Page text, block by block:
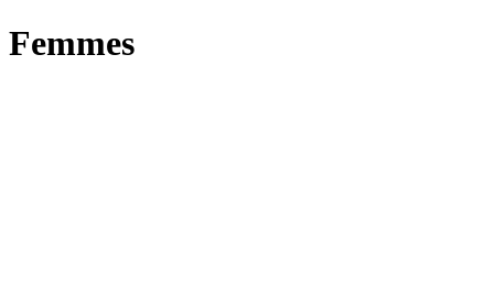
Femmes